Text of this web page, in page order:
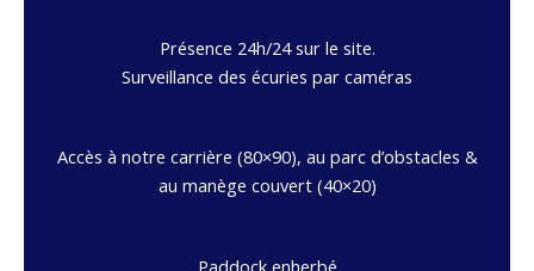
Présence 24h/24 sur le site.
Surveillance des écuries par caméras
Accès à notre carrière (80×90), au parc d’obstacles &
au manège couvert (40×20)
Paddock enherbé